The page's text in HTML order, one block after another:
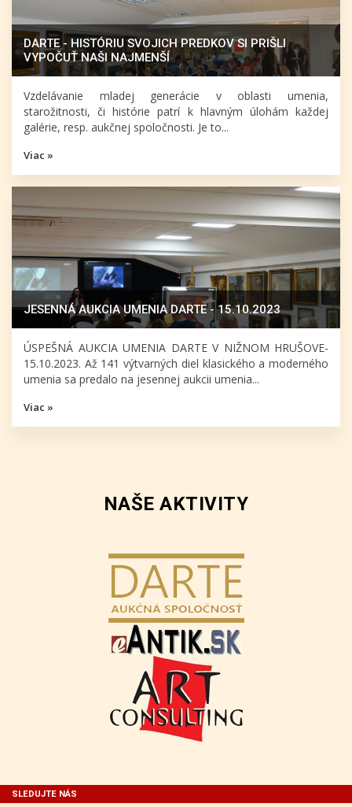
DARTE - HISTÓRIU SVOJICH PREDKOV SI PRIŠLI
VYPOČUŤ NAŠI NAJMENŠÍ
Vzdelávanie mladej generácie v oblasti umenia,
starožitnosti, či histórie patrí k hlavným úlohám každej
galérie, resp. aukčnej spoločnosti. Je to...
Viac »
JESENNÁ AUKCIA UMENIA DARTE - 15.10.2023
ÚSPEŠNÁ AUKCIA UMENIA DARTE V NIŽNOM HRUŠOVE-
15.10.2023. Až 141 výtvarných diel klasického a moderného
umenia sa predalo na jesennej aukcii umenia...
Viac »
NAŠE AKTIVITY
SLEDUJTE NÁS